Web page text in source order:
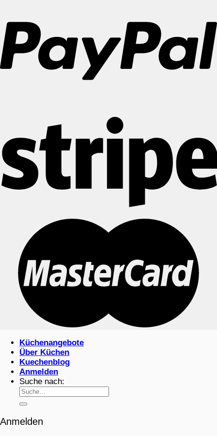
Küchenangebote
Über Küchen
Kuechenblog
Anmelden
Suche nach:
Anmelden